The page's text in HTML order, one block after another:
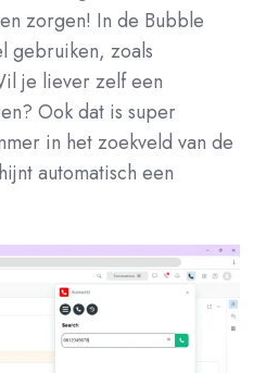
zorgen! In de Bubble
gebruiken, zoals
je liever zelf een
Ook dat is super
in het zoekveld van de
automatisch een